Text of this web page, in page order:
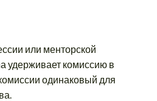
или менторской
удерживает комиссию в
одинаковый для